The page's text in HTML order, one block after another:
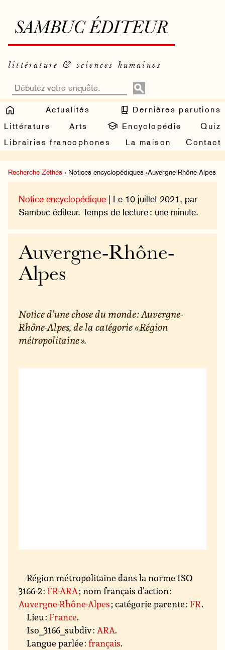
SAMBUC ÉDITEUR
littérature & sciences humaines
Actualités
Dernières parutions
Littérature
Arts Encyclopédie
Quiz
Librairies francophones
La maison Contact
Recherche Zéthès › Notices encyclopédiques ›Auvergne-Rhône-Alpes
Notice encyclopédique | Le 10 juillet 2021, par
Sambuc éditeur. Temps de lecture : une minute.
Auvergne-Rhône-
Alpes
Notice d’une chose du monde : Auvergne-
Rhône-Alpes, de la catégorie « Région
métropolitaine ».
Région métropolitaine dans la norme ISO
3166-2 :FR-ARA; nom français d’action :
Auvergne-Rhône-Alpes; catégorie parente :FR.
Lieu :France.
Iso_3166_subdiv :ARA.
Langue parlée :français.